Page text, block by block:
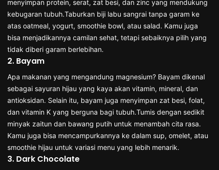
menyimpan protein, serat, zat besi, dan zinc yang mendukung
kebugaran tubuh.Taburkan biji labu sangrai tanpa garam ke
atas oatmeal, yogurt, smoothie bowl, atau salad. Kamu juga
bisa menjadikannya camilan sehat, tetapi sebaiknya pilih yang
tidak diberi garam berlebihan.
2. Bayam
Apa makanan yang mengandung magnesium? Bayam dikenal
sebagai sayuran hijau yang kaya akan vitamin, mineral, dan
antioksidan. Selain itu, bayam juga menyimpan zat besi, folat,
dan vitamin K yang berguna bagi tubuh.Tumis dengan sedikit
minyak zaitun dan bawang putih untuk menambah cita rasa.
Kamu juga bisa mencampurkannya ke dalam sup, omelet, atau
smoothie hijau untuk variasi menu yang lebih menarik.
3. Dark Chocolate